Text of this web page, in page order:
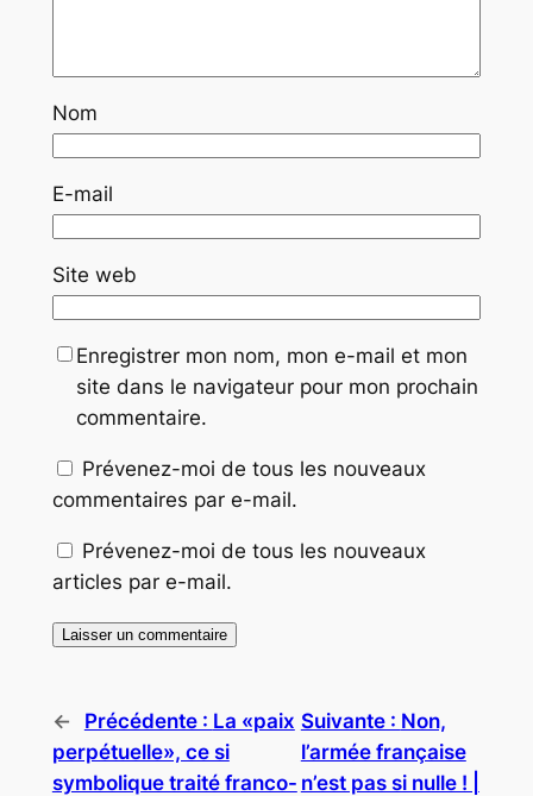
Nom
E-mail
Site web
Enregistrer mon nom, mon e-mail et mon
site dans le navigateur pour mon prochain
commentaire.
Prévenez-moi de tous les nouveaux
commentaires par e-mail.
Prévenez-moi de tous les nouveaux
articles par e-mail.
← Précédente : La «paix
perpétuelle», ce si
symbolique traité franco-
Suivante : Non,
l’armée française
n’est pas si nulle ! |